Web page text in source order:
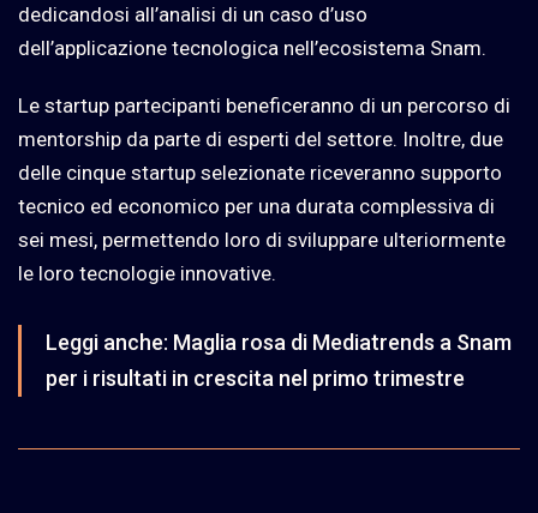
dedicandosi all’analisi di un caso d’uso
dell’applicazione tecnologica nell’ecosistema Snam.
Le startup partecipanti beneficeranno di un percorso di
mentorship da parte di esperti del settore. Inoltre, due
delle cinque startup selezionate riceveranno supporto
tecnico ed economico per una durata complessiva di
sei mesi, permettendo loro di sviluppare ulteriormente
le loro tecnologie innovative.
Leggi anche: Maglia rosa di Mediatrends a Snam
per i risultati in crescita nel primo trimestre